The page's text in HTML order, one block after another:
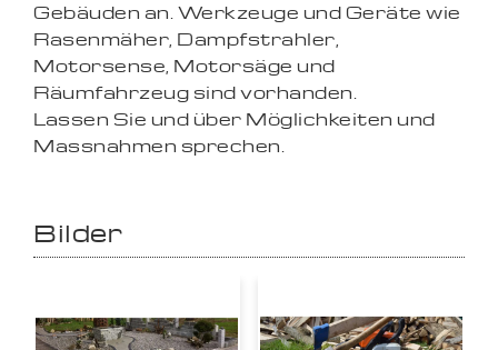
Gebäuden an. Werkzeuge und Geräte wie
Rasenmäher, Dampfstrahler,
Motorsense, Motorsäge und
Räumfahrzeug sind vorhanden.
Lassen Sie und über Möglichkeiten und
Massnahmen sprechen.
Bilder